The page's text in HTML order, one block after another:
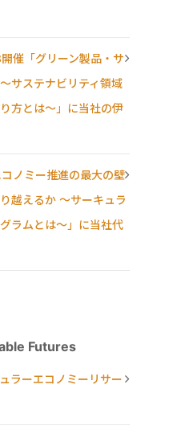
催「グリーン製品・サ
サステナビリティ領域
方とは〜」に当社の伊
ノミー推進の最大の壁
越えるか ～サーキュラ
ラムとは～」に当社代
Futures
ラーエコノミーリサー